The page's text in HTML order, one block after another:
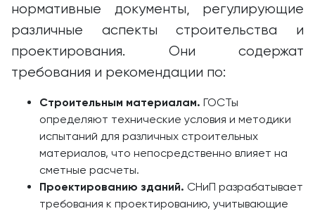
нормативные документы, регулирующие
различные аспекты строительства и
проектирования. Они содержат
требования и рекомендации по:
Строительным материалам. ГОСТы
определяют технические условия и методики
испытаний для различных строительных
материалов, что непосредственно влияет на
сметные расчеты.
Проектированию зданий. СНиП разрабатывает
требования к проектированию, учитывающие